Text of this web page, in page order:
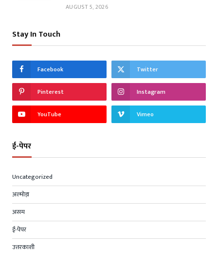
AUGUST 5, 2026
Stay In Touch
Facebook Twitter
Pinterest Instagram
YouTube Vimeo
ई-पेपर
Uncategorized
अल्मोड़ा
असम
ई-पेपर
उत्तरकाशी